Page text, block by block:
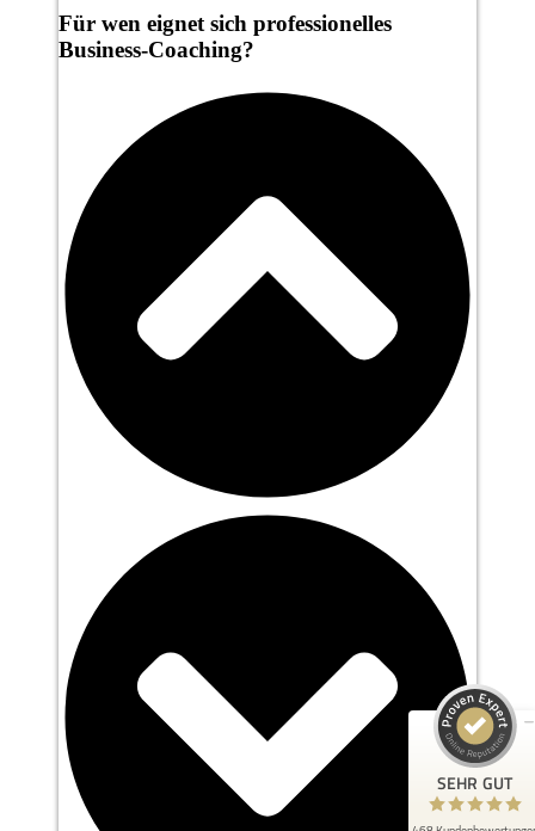
Für wen eignet sich professionelles
Business-Coaching?
SEHR GUT
Kundenbewertungen und Erfahrungen zu
Smiling Customer
100%
Empfehlungen auf
ProvenExpert.com
4,93 / 5,00
452
Bewertungen auf
ProvenExpert.com
16
Bewertungen von 2
anderen Quellen
Blick aufs ProvenExpert-Profil werfen